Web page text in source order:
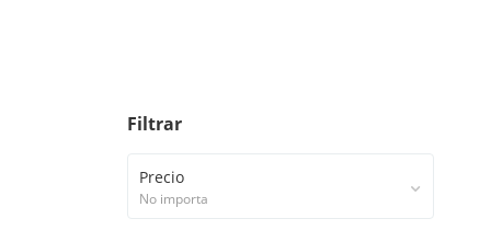
Filtrar
Precio
No importa